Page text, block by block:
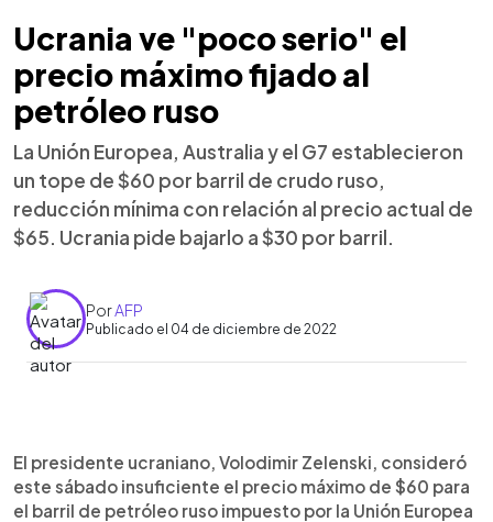
Ucrania ve "poco serio" el
precio máximo fijado al
petróleo ruso
La Unión Europea, Australia y el G7 establecieron
un tope de $60 por barril de crudo ruso,
reducción mínima con relación al precio actual de
$65. Ucrania pide bajarlo a $30 por barril.
PorAFP
Publicado el 04 de diciembre de 2022
► Escuchar artículo
El presidente ucraniano, Volodimir Zelenski, consideró
este sábado insuficiente el precio máximo de $60 para
el barril de petróleo ruso impuesto por la Unión Europea